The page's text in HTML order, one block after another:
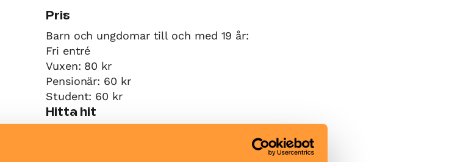
Pris
Barn och ungdomar till och med 19 år:
Fri entré
Vuxen: 80 kr
Pensionär: 60 kr
Student: 60 kr
Hitta hit